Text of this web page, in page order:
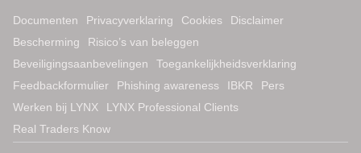
Documenten Privacyverklaring Cookies
Disclaimer
Bescherming
Risico’s van beleggen
Beveiligingsaanbevelingen
Toegankelijkheidsverklaring
Feedbackformulier
Phishing awareness IBKR
Pers
Werken bij LYNX
LYNX Professional Clients
Real Traders Know